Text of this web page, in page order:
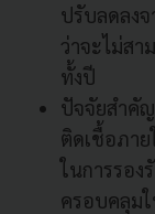
ปรับลดลงจ
ว่าจะไม่สา
ทั้งปี
ปัจจัยสำคั
ติดเชื้อภา
ในการรอง
ครอบคลุม